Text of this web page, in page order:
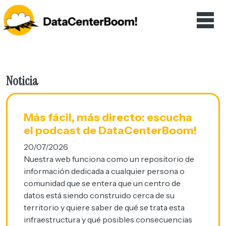
Noticia
Más fácil, más directo: escucha
el podcast de DataCenterBoom!
20/07/2026
Nuestra web funciona como un repositorio de
información dedicada a cualquier persona o
comunidad que se entera que un centro de
datos está siendo construido cerca de su
territorio y quiere saber de qué se trata esta
infraestructura y qué posibles consecuencias